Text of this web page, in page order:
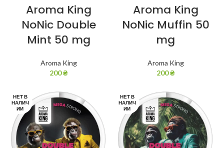
Aroma King
NoNic Double
Mint 50 mg
Aroma King
200₴
Aroma King
NoNic Muffin 50
mg
Aroma King
200₴
НЕТ В
НАЛИЧ
ИИ
НЕТ В
НАЛИЧ
ИИ